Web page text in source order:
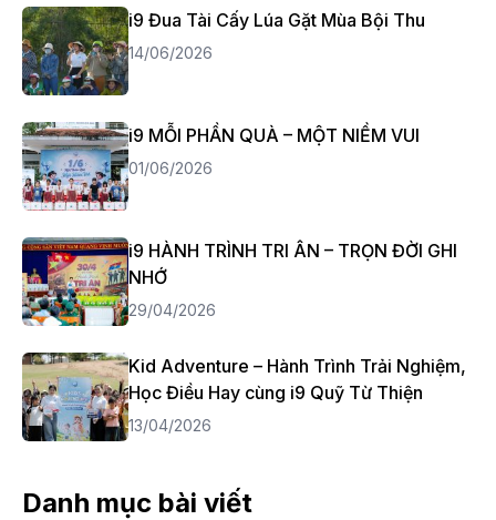
i9 Đua Tài Cấy Lúa Gặt Mùa Bội Thu
14/06/2026
i9 MỖI PHẦN QUÀ – MỘT NIỀM VUI
01/06/2026
i9 HÀNH TRÌNH TRI ÂN – TRỌN ĐỜI GHI
NHỚ
29/04/2026
Kid Adventure – Hành Trình Trải Nghiệm,
Học Điều Hay cùng i9 Quỹ Từ Thiện
13/04/2026
Danh mục bài viết